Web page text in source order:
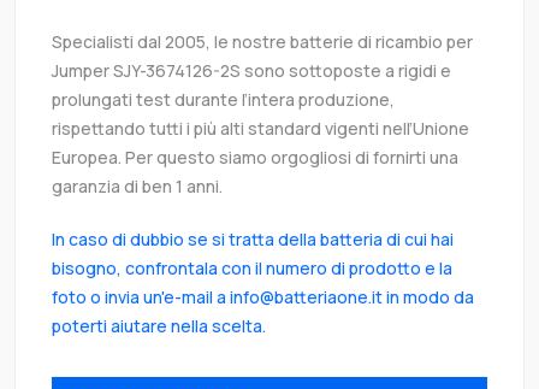
Specialisti dal 2005, le nostre batterie di ricambio per
Jumper SJY-3674126-2S sono sottoposte a rigidi e
prolungati test durante l’intera produzione,
rispettando tutti i più alti standard vigenti nell’Unione
Europea. Per questo siamo orgogliosi di fornirti una
garanzia di ben 1 anni.
In caso di dubbio se si tratta della batteria di cui hai
bisogno, confrontala con il numero di prodotto e la
foto o invia un'e-mail a info@batteriaone.it in modo da
poterti aiutare nella scelta.